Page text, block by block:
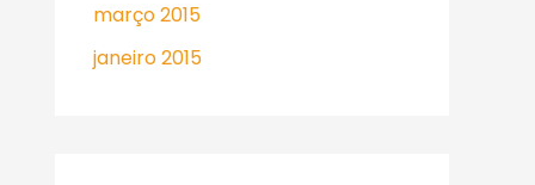
março 2015
janeiro 2015